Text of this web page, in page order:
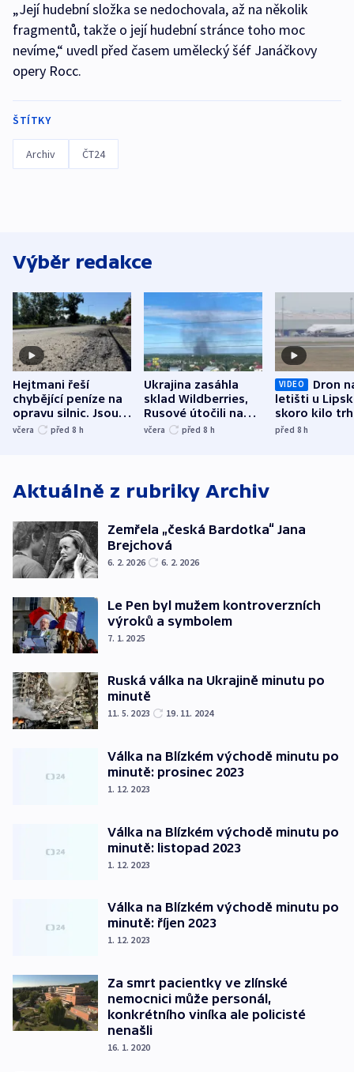
„Její hudební složka se nedochovala, až na několik
fragmentů, takže o její hudební stránce toho moc
nevíme,“ uvedl před časem umělecký šéf Janáčkovy
opery Rocc.
ŠTÍTKY
Archiv ČT24
Výběr redakce
Hejtmani řeší
chybějící peníze na
opravu silnic. Jsou
nenárokové, namítá
včera před 8 h
Ukrajina zasáhla
sklad Wildberries,
Rusové útočili na
trh, hasiče či
včera před 8 h
VIDEO
Dron
letišti u
skoro kilo
indicie
před 8h
Aktuálně z rubriky Archiv
Zemřela „česká Bardotka“ Jana
Brejchová
6. 2. 2026 6. 2. 2026
Le Pen byl mužem kontroverzních
výroků a symbolem
7. 1. 2025
Ruská válka na Ukrajině minutu po
minutě
11. 5. 2023 19. 11. 2024
Válka na Blízkém východě minutu po
minutě: prosinec 2023
1. 12. 2023
Válka na Blízkém východě minutu po
minutě: listopad 2023
1. 12. 2023
Válka na Blízkém východě minutu po
minutě: říjen 2023
1. 12. 2023
Za smrt pacientky ve zlínské
nemocnici může personál,
konkrétního viníka ale policisté
nenašli
16. 1. 2020